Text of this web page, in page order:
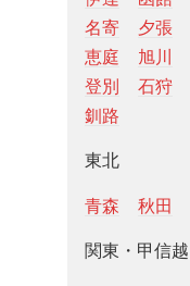
名寄
夕張
恵庭
旭川
登別
石狩
釧路
東北
青森 秋田
関東・甲信越